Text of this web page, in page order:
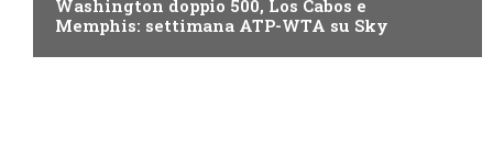
Washington doppio 500, Los Cabos e
Memphis: settimana ATP-WTA su Sky